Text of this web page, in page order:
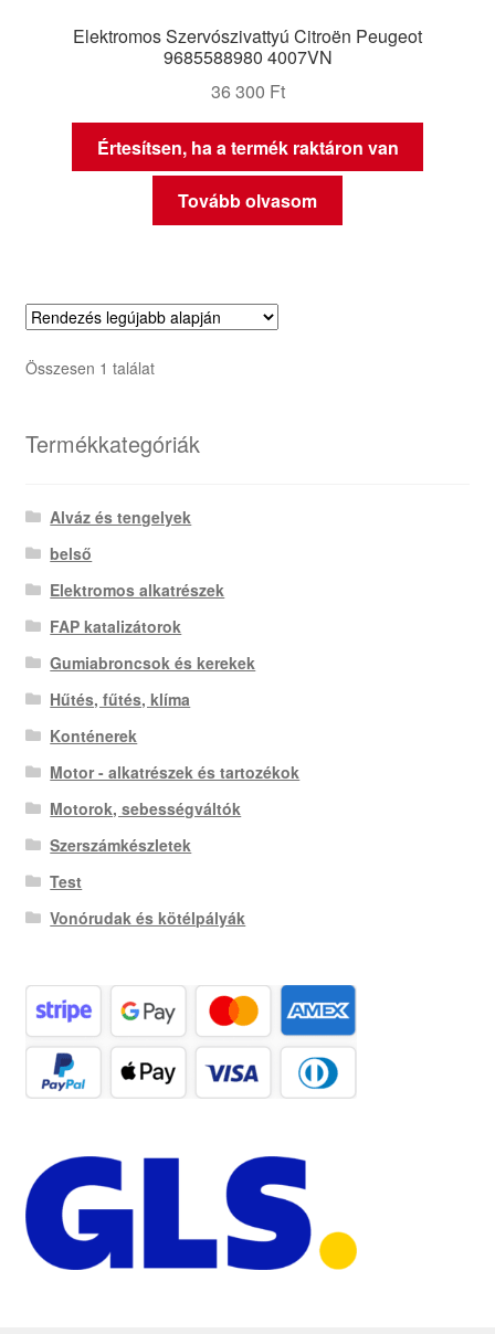
Elektromos Szervószivattyú Citroën Peugeot
9685588980 4007VN
36 300 Ft
Értesítsen, ha a termék raktáron van
Tovább olvasom
Összesen 1 találat
Termékkategóriák
Alváz és tengelyek
belső
Elektromos alkatrészek
FAP katalizátorok
Gumiabroncsok és kerekek
Hűtés, fűtés, klíma
Konténerek
Motor - alkatrészek és tartozékok
Motorok, sebességváltók
Szerszámkészletek
Test
Vonórudak és kötélpályák